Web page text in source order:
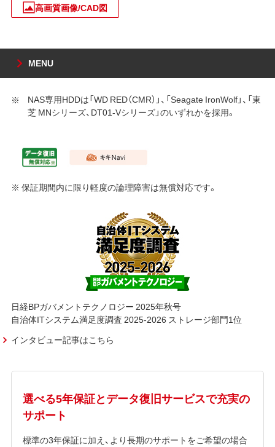
高画質画像/CAD図
MENU
NAS専用HDDは「WD RED（CMR）」、「Seagate IronWolf」、「東
芝 MNシリーズ、DT01-Vシリーズ」のいずれかを採用。
※ 保証期間内に限り軽度の論理障害は無償対応です。
日経BPガバメントテクノロジー 2025年秋号
自治体ITシステム満足度調査 2025-2026 ストレージ部門1位
インタビュー記事はこちら
選べる5年保証とデータ復旧サービスで充実の
サポート
標準の3年保証に加え、より長期のサポートをご希望の場合